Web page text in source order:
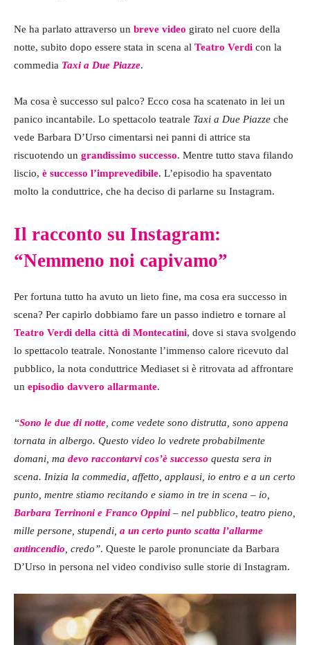
Ne ha parlato attraverso un breve video girato nel cuore della
notte, subito dopo essere stata in scena al Teatro Verdi con la
commedia Taxi a Due Piazze.
Ma cosa è successo sul palco? Ecco cosa ha scatenato in lei un
panico incantabile. Lo spettacolo teatrale Taxi a Due Piazze che
vede Barbara D’Urso cimentarsi nei panni di attrice sta
riscuotendo un grandissimo successo. Mentre tutto stava filando
liscio, è successo l’imprevedibile. L’episodio ha spaventato
molto la conduttrice, che ha deciso di parlarne su Instagram.
Il racconto su Instagram:
“Nemmeno noi capivamo”
Per fortuna tutto ha avuto un lieto fine, ma cosa era successo in
scena? Per capirlo dobbiamo fare un passo indietro e tornare al
Teatro Verdi della città di Montecatini, dove si stava svolgendo
lo spettacolo teatrale. Nonostante l’immenso calore ricevuto dal
pubblico, la nota conduttrice Mediaset si è ritrovata ad affrontare
un episodio davvero allarmante.
“Sono le due di notte , come vedete sono distrutta, sono appena
tornata in albergo. Questo video lo vedrete probabilmente
domani, ma devo raccontarvi cos’è successo questa sera in
scena. Inizia la commedia, affetto, applausi, io entro e a un certo
punto, mentre stiamo recitando e siamo in tre in scena – io,
Barbara Terrinoni e Franco Oppini – nel pubblico, teatro pieno,
mille persone, stupendi, a un certo punto scatta l’allarme
antincendio , credo”. Queste le parole pronunciate da Barbara
D’Urso in persona nel video condiviso sulle storie di Instagram.